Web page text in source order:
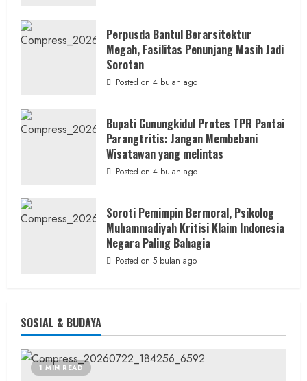
Kontraktor:
Ketum
PWRI
Minta
Perpusda Bantul Berarsitektur
Megah, Fasilitas Penunjang Masih Jadi
Sorotan
Posted on 4 bulan ago
Bupati Gunungkidul Protes TPR Pantai
Parangtritis: Jangan Membebani
Wisatawan yang melintas
Posted on 4 bulan ago
Soroti Pemimpin Bermoral, Psikolog
Muhammadiyah Kritisi Klaim Indonesia
Negara Paling Bahagia
Posted on 5 bulan ago
SOSIAL & BUDAYA
1 MIN READ